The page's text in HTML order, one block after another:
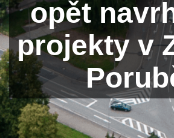
opět
projekty v